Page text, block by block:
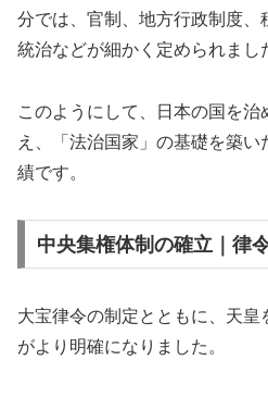
分では、官制、地方行政制度
統治などが細かく定められまし
このようにして、日本の国を
え、「法治国家」の基礎を築
績です。
中央集権体制の確立｜律
大宝律令の制定とともに、天皇
がより明確になりました。